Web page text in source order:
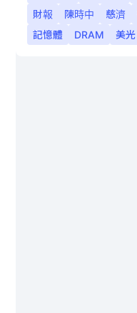
財報
陳時中 慈濟
記憶體
DRAM 美光